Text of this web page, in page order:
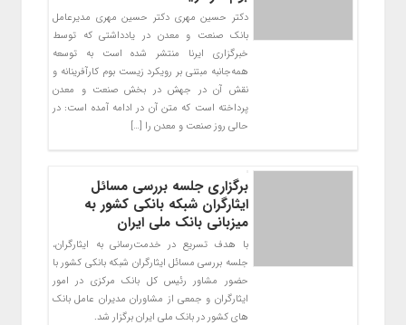
دکتر حسین مهری دکتر حسین مهری مدیرعامل
بانک صنعت و معدن در یادداشتی که توسط
خبرگزاری ایرنا منتشر شده است به توسعه
همه‌جانبه مبتنی بر رویکرد زیست‌ بوم کارآفرینانه و
نقش آن در جهش در بخش صنعت و معدن
پرداخته است که متن آن در ادامه آمده است: در
حالی روز صنعت و معدن را […]
برگزاری جلسه بررسی مسائل
ایثارگران شبکه بانکی کشور به
میزبانی بانک ملی ایران
با هدف تسریع در خدمت‌رسانی به ایثارگران،
جلسه بررسی مسائل ایثارگران شبکه بانکی کشور با
حضور مشاور رئیس کل بانک مرکزی در امور
ایثارگران و جمعی از مشاوران مدیران عامل بانک
های کشور در بانک ملی ایران برگزار شد.